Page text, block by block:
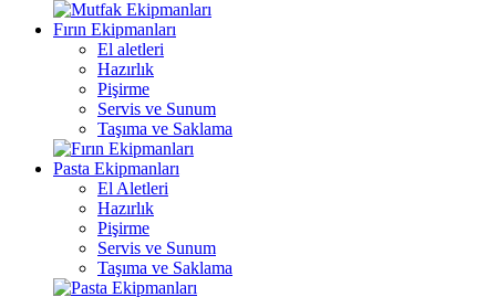
Fırın Ekipmanları
El aletleri
Hazırlık
Pişirme
Servis ve Sunum
Taşıma ve Saklama
Pasta Ekipmanları
El Aletleri
Hazırlık
Pişirme
Servis ve Sunum
Taşıma ve Saklama